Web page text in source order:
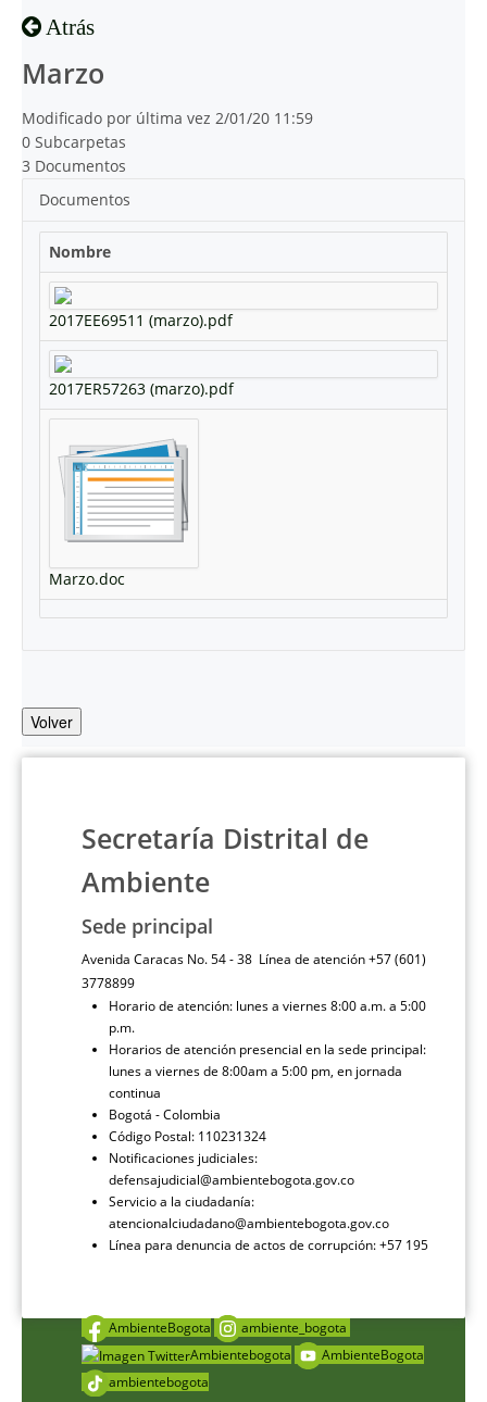
Atrás
Marzo
Modificado por última vez 2/01/20 11:59
0 Subcarpetas
3 Documentos
Documentos
Nombre
2017EE69511 (marzo).pdf
2017ER57263 (marzo).pdf
Marzo.doc
Volver
Secretaría Distrital de
Ambiente
Sede principal
Avenida Caracas No. 54 - 38 Línea de atención +57 (601)
3778899
Horario de atención: lunes a viernes 8:00 a.m. a 5:00
p.m.
Horarios de atención presencial en la sede principal:
lunes a viernes de 8:00am a 5:00 pm, en jornada
continua
Bogotá - Colombia
Código Postal: 110231324
Notificaciones judiciales:
defensajudicial@ambientebogota.gov.co
Servicio a la ciudadanía:
atencionalciudadano@ambientebogota.gov.co
Línea para denuncia de actos de corrupción: +57 195
AmbienteBogota
ambiente_bogota
Ambientebogota
AmbienteBogota
ambientebogota